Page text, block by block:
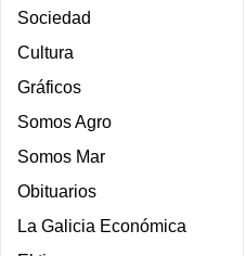
Sociedad
Cultura
Gráficos
Somos Agro
Somos Mar
Obituarios
La Galicia Económica